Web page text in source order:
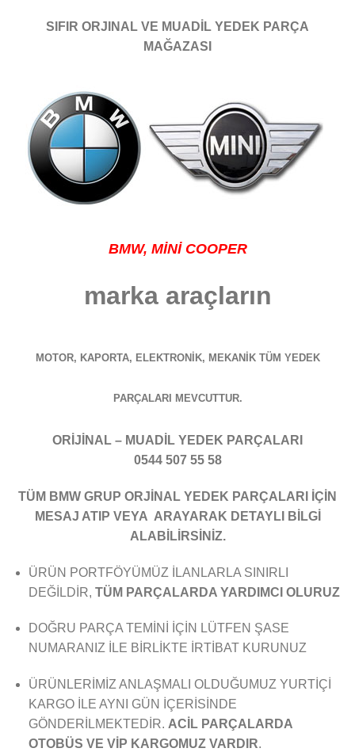
SIFIR ORJINAL VE MUADİL YEDEK PARÇA
MAĞAZASI
BMW, MİNİ COOPER
marka araçların
MOTOR, KAPORTA, ELEKTRONİK, MEKANİK TÜM YEDEK
PARÇALARI MEVCUTTUR.
ORİJİNAL – MUADİL YEDEK PARÇALARI
0544 507 55 58
TÜM BMW GRUP ORJİNAL YEDEK PARÇALARI İÇİN
MESAJ ATIP VEYA ARAYARAK DETAYLI BİLGİ
ALABİLİRSİNİZ.
ÜRÜN PORTFÖYÜMÜZ İLANLARLA SINIRLI
DEĞİLDİR, TÜM PARÇALARDA YARDIMCI OLURUZ
DOĞRU PARÇA TEMİNİ İÇİN LÜTFEN ŞASE
NUMARANIZ İLE BİRLİKTE İRTİBAT KURUNUZ
ÜRÜNLERİMİZ ANLAŞMALI OLDUĞUMUZ YURTİÇİ
KARGO İLE AYNI GÜN İÇERİSİNDE
GÖNDERİLMEKTEDİR. ACİL PARÇALARDA
OTOBÜS VE VİP KARGOMUZ VARDIR.